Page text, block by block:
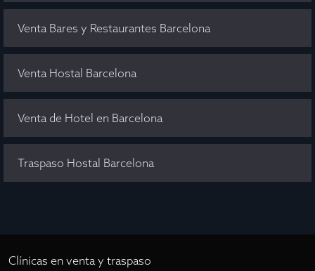
Venta Bares y Restaurantes Barcelona
Venta Hostal Barcelona
Venta de Hotel en Barcelona
Traspaso Hostal Barcelona
Clínicas en venta y traspaso